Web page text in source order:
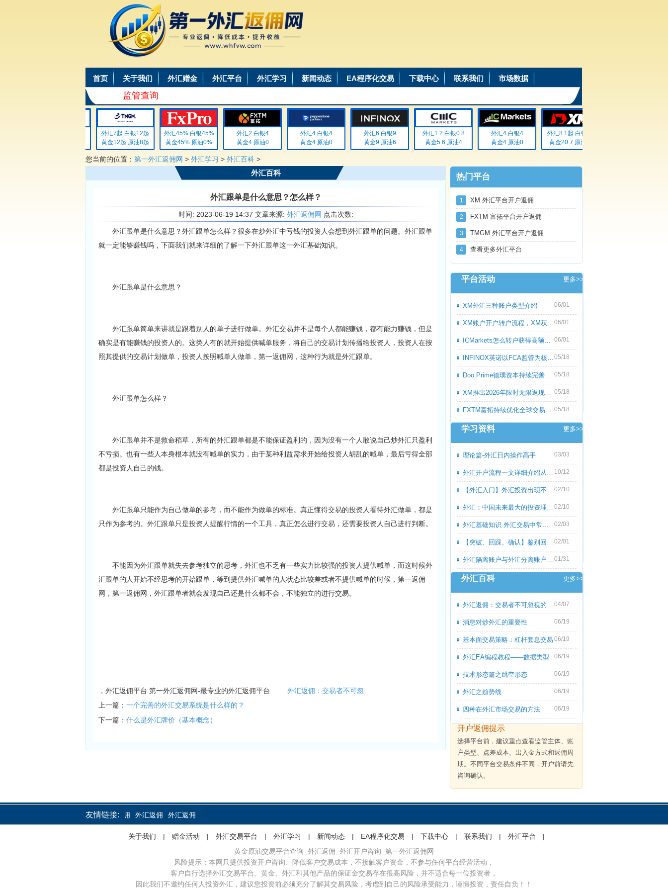
首页 关于我们 外汇赠金 外汇平台 外汇学习 新闻动态 EA程序化交易 下载中心 联系我们 市场数据
监管查询
外汇7起 白银12起
黄金12起 原油8起
外汇45% 白银45%
黄金45% 原油0%
外汇2 白银4
黄金4 原油0
外汇4 白银4
黄金4 原油0
外汇6 白银9
黄金9 原油6
外汇1.2 白银0.8
黄金5.6 原油4
外汇4 白银4
黄金4 原油0
外汇8.1起 白银72
黄金20.7 原油无
您当前的位置： 第一外汇返佣网 > 外汇学习 > 外汇百科 >
外汇百科
外汇跟单是什么意思？怎么样？
时间: 2023-06-19 14:37 文章来源: 外汇返佣网 点击次数:
外汇跟单是什么意思？外汇跟单怎么样？很多在炒外汇中亏钱的投资人会想到外汇跟单的问题。外汇跟单
就一定能够赚钱吗，下面我们就来详细的了解一下外汇跟单这一外汇基础知识。
外汇跟单是什么意思？
外汇跟单简单来讲就是跟着别人的单子进行做单。外汇交易并不是每个人都能赚钱，都有能力赚钱，但是
确实是有能赚钱的投资人的。这类人有的就开始提供喊单服务，将自己的交易计划传播给投资人，投资人在按
照其提供的交易计划做单，投资人按照喊单人做单，第一返佣网，这种行为就是外汇跟单。
外汇跟单怎么样？
外汇跟单并不是救命稻草，所有的外汇跟单都是不能保证盈利的，因为没有一个人敢说自己炒外汇只盈利
不亏损。也有一些人本身根本就没有喊单的实力，由于某种利益需求开始给投资人胡乱的喊单，最后亏得全部
都是投资人自己的钱。
外汇跟单只能作为自己做单的参考，而不能作为做单的标准。真正懂得交易的投资人看待外汇做单，都是
只作为参考的。外汇跟单只是投资人提醒行情的一个工具，真正怎么进行交易，还需要投资人自己进行判断。
不能因为外汇跟单就失去参考独立的思考，外汇也不乏有一些实力比较强的投资人提供喊单，而这时候外
汇跟单的人开始不经思考的开始跟单，等到提供外汇喊单的人状态比较差或者不提供喊单的时候，第一返佣
网，第一返佣网，外汇跟单者就会发现自己还是什么都不会，不能独立的进行交易。
，外汇返佣平台 第一外汇返佣网-最专业的外汇返佣平台
外汇返佣：交易者不可忽
上一篇： 一个完善的外汇交易系统是什么样的？
下一篇： 什么是外汇牌价（基本概念）
热门平台
1 XM 外汇平台开户返佣
2 FXTM 富拓平台开户返佣
3 TMGM 外汇平台开户返佣
4 查看更多外汇平台
平台活动 更多>>
XM外汇三种账户类型介绍 06/01
XM账户开户转户流程，XM获取高额返佣教程06/01
ICMarkets怎么转户获得高额返佣呢？ICMark 06/01
INFINOX英诺以FCA监管为核心优势，持续优化05/18
Doo Prime德璞资本持续完善多资产交易服务 05/18
XM推出2026年限时无限返现活动，交易越多 05/18
FXTM富拓持续优化全球交易服务，多元化产 05/18
学习资料 更多>>
理论篇-外汇日内操作高手 03/03
外汇开户流程一文详细介绍从零到一 10/12
【外汇入门】外汇投资出现不良心态的原 02/10
外汇：中国未来最大的投资理财市场 02/10
外汇基础知识 外汇交易中常见的外汇专用 02/03
【突破、回踩、确认】鉴别回撤和倒退 02/01
外汇隔离账户与外汇分离账户的区别 01/31
外汇百科 更多>>
外汇返佣：交易者不可忽视的隐藏收益 04/07
消息对炒外汇的重要性 06/19
基本面交易策略：杠杆套息交易 06/19
外汇EA编程教程――数据类型 06/19
技术形态篇之跳空形态 06/19
外汇之趋势线 06/19
四种在外汇市场交易的方法 06/19
开户返佣提示
选择平台前，建议重点查看监管主体、账
户类型、点差成本、出入金方式和返佣周
期。不同平台交易条件不同，开户前请先
咨询确认。
友情链接:
外汇返佣 外汇返佣 外汇返佣
关于我们 | 赠金活动 | 外汇交易平台 | 外汇学习 | 新闻动态 | EA程序化交易 | 下载中心 | 联系我们 | 外汇平台
|
黄金原油交易平台查询_外汇返佣_外汇开户咨询_第一外汇返佣网
风险提示：本网只提供投资开户咨询、降低客户交易成本，不接触客户资金，不参与任何平台经营活动，
客户自行选择外汇交易平台。黄金、外汇和其他产品的保证金交易存在很高风险，并不适合每一位投资者，
因此我们不邀约任何人投资外汇，建议您投资前必须充分了解其交易风险，考虑到自己的风险承受能力，谨慎投资，责任自负！！